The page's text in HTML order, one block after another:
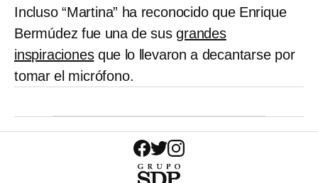
Incluso “Martina” ha reconocido que Enrique
Bermúdez fue una de susgrandes
inspiracionesque lo llevaron a decantarse por
tomar el micrófono.